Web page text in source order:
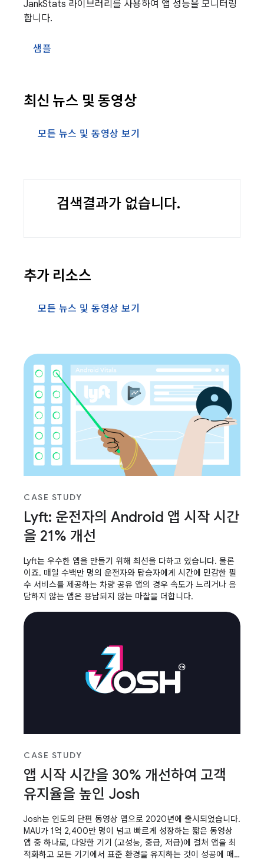
JankStats 라이브러리를 사용하여 앱 성능을 모니터링
합니다.
샘플
최신 뉴스 및 동영상
모든 뉴스 및 동영상 보기
검색결과가 없습니다.
추가 리소스
모든 뉴스 및 동영상 보기
CASE STUDY
Lyft: 운전자의 Android 앱 시작 시간
을 21% 개선
Lyft는 우수한 앱을 만들기 위해 최선을 다하고 있습니다. 물론
이죠. 매일 수백만 명의 운전자와 탑승자에게 시간에 민감한 필
수 서비스를 제공하는 차량 공유 앱의 경우 속도가 느리거나 응
답하지 않는 앱은 용납되지 않는 마찰을 더합니다.
CASE STUDY
앱 시작 시간을 30% 개선하여 고객
유지율을 높인 Josh
Josh는 인도의 단편 동영상 앱으로 2020년에 출시되었습니다.
MAU가 1억 2,400만 명이 넘고 빠르게 성장하는 짧은 동영상
앱 중 하나로, 다양한 기기 (고성능, 중급, 저급)에 걸쳐 앱을 최
적화하고 모든 기기에서 표준 환경을 유지하는 것이 성공에 매